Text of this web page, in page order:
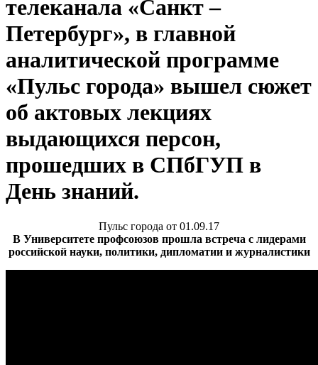
телеканала «Санкт –
Петербург», в главной
аналитической программе
«Пульс города» вышел сюжет
об актовых лекциях
выдающихся персон,
прошедших в СПбГУП в
День знаний.
Пульс города от 01.09.17
В Университете профсоюзов прошла встреча с лидерами
российской науки, политики, дипломатии и журналистики